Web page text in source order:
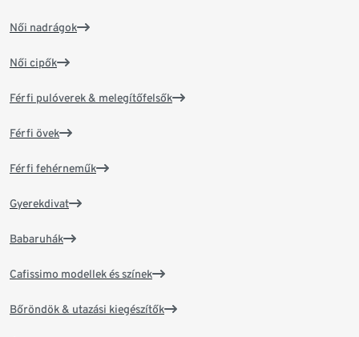
Női nadrágok
Női cipők
Férfi pulóverek & melegítőfelsők
Férfi övek
Férfi fehérneműk
Gyerekdivat
Babaruhák
Cafissimo modellek és színek
Bőröndök & utazási kiegészítők